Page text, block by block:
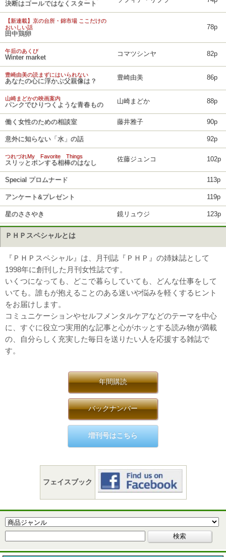
決断はゴールではなくスタート
【新連載】京の台所・錦市場 ここだけの
おいしい話
田中鶏卵
78p
午后のあくび
Winter market コマツシンヤ 82p
豊崎由美の読まずにはいられない
あなたの心に浮かぶ父親像は？ 豊崎由美 86p
山崎まどかの映画案内
パンクでひりつくような青春もの 山崎まどか 88p
働く女性のための相談室 藤井雅子 90p
意外に知らない「水」の話 92p
つれづれMy Favorite Things
スリッとポンする相棒のはなし 佐藤ジュンコ 102p
Special プロムナード 113p
アンケート&プレゼント 119p
星のささやき 鏡リュウジ 123p
ＰＨＰスペシャルとは
『ＰＨＰスペシャル』は、月刊誌『ＰＨＰ』の姉妹誌として
1998年に創刊した月刊女性誌です。
いくつになっても、どこで暮らしていても、どんな仕事をして
いても。誰もが抱えることのある迷いや悩みを軽くするヒント
をお届けします。
コミュニケーションやセルフメンタルケアなどのテーマを中心
に、すぐに役立つ実用的な記事と心がホッとする読み物が満載
の、自分らしく充実した毎日を送りたい人を応援する雑誌で
す。
年間購読
バックナンバー
増刊号はこちら
フェイスブック